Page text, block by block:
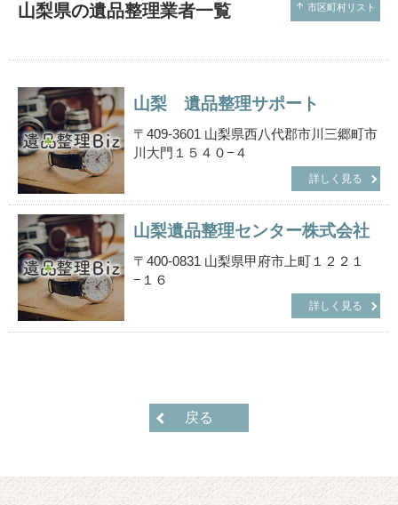
山梨県の遺品整理業者一覧 arrow_upward 市区町村リスト
山梨 遺品整理サポート
〒409-3601 山梨県西八代郡市川三郷町市
川大門１５４０−４
詳しく見る
山梨遺品整理センター株式会社
〒400-0831 山梨県甲府市上町１２２１
−１６
詳しく見る
戻る